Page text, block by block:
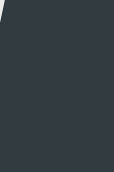
gael ar wefannau